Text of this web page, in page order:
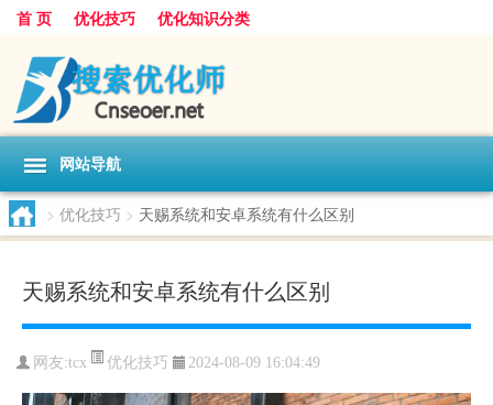
首 页 优化技巧 优化知识分类
网站导航
> 优化技巧 > 天赐系统和安卓系统有什么区别
天赐系统和安卓系统有什么区别
网友:tcx 优化技巧 2024-08-09 16:04:49